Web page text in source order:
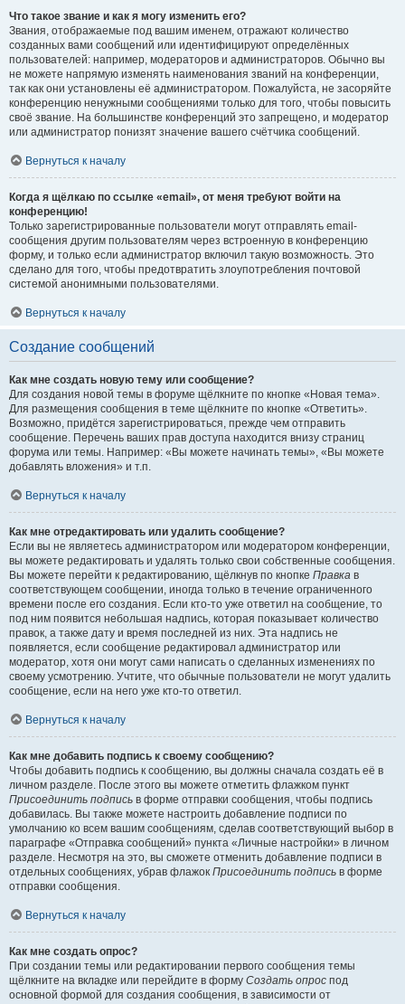
Что такое звание и как я могу изменить его?
Звания, отображаемые под вашим именем, отражают количество
созданных вами сообщений или идентифицируют определённых
пользователей: например, модераторов и администраторов. Обычно вы
не можете напрямую изменять наименования званий на конференции,
так как они установлены её администратором. Пожалуйста, не засоряйте
конференцию ненужными сообщениями только для того, чтобы повысить
своё звание. На большинстве конференций это запрещено, и модератор
или администратор понизят значение вашего счётчика сообщений.
Вернуться к началу
Когда я щёлкаю по ссылке «email», от меня требуют войти на
конференцию!
Только зарегистрированные пользователи могут отправлять email-
сообщения другим пользователям через встроенную в конференцию
форму, и только если администратор включил такую возможность. Это
сделано для того, чтобы предотвратить злоупотребления почтовой
системой анонимными пользователями.
Вернуться к началу
Создание сообщений
Как мне создать новую тему или сообщение?
Для создания новой темы в форуме щёлкните по кнопке «Новая тема».
Для размещения сообщения в теме щёлкните по кнопке «Ответить».
Возможно, придётся зарегистрироваться, прежде чем отправить
сообщение. Перечень ваших прав доступа находится внизу страниц
форума или темы. Например: «Вы можете начинать темы», «Вы можете
добавлять вложения» и т.п.
Вернуться к началу
Как мне отредактировать или удалить сообщение?
Если вы не являетесь администратором или модератором конференции,
вы можете редактировать и удалять только свои собственные сообщения.
Вы можете перейти к редактированию, щёлкнув по кнопке Правка в
соответствующем сообщении, иногда только в течение ограниченного
времени после его создания. Если кто-то уже ответил на сообщение, то
под ним появится небольшая надпись, которая показывает количество
правок, а также дату и время последней из них. Эта надпись не
появляется, если сообщение редактировал администратор или
модератор, хотя они могут сами написать о сделанных изменениях по
своему усмотрению. Учтите, что обычные пользователи не могут удалить
сообщение, если на него уже кто-то ответил.
Вернуться к началу
Как мне добавить подпись к своему сообщению?
Чтобы добавить подпись к сообщению, вы должны сначала создать её в
личном разделе. После этого вы можете отметить флажком пункт
Присоединить подпись в форме отправки сообщения, чтобы подпись
добавилась. Вы также можете настроить добавление подписи по
умолчанию ко всем вашим сообщениям, сделав соответствующий выбор в
параграфе «Отправка сообщений» пункта «Личные настройки» в личном
разделе. Несмотря на это, вы сможете отменить добавление подписи в
отдельных сообщениях, убрав флажок Присоединить подпись в форме
отправки сообщения.
Вернуться к началу
Как мне создать опрос?
При создании темы или редактировании первого сообщения темы
щёлкните на вкладке или перейдите в форму Создать опрос под
основной формой для создания сообщения, в зависимости от